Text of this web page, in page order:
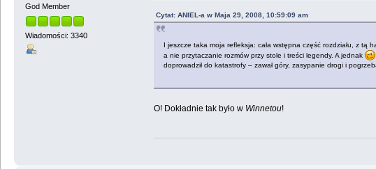
God Member
Wiadomości: 3340
Cytat: ANIEL-a w Maja 29, 2008, 10:59:09 am
I jeszcze taka moja refleksja: cała wstępna część rozdziału, z tą
a nie przytaczanie rozmów przy stole i treści legendy. A jednak
doprowadził do katastrofy – zawał góry, zasypanie drogi i
O! Dokładnie tak było w Winnetou!